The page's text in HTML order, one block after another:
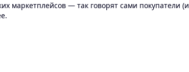
маркетплейсов — так говорят сами